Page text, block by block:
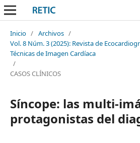
Inicio / Archivos /
Vol. 8 Núm. 3 (2025): Revista de
Técnicas de Imagen Cardíaca
/
CASOS CLÍNICOS
Síncope: las multi-
protagonistas del